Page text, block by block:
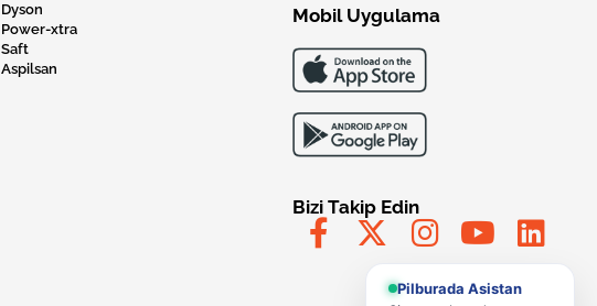
Dyson
Power-xtra
Saft
Aspilsan
Mobil Uygulama
Bizi Takip Edin
Pilburada Asistan